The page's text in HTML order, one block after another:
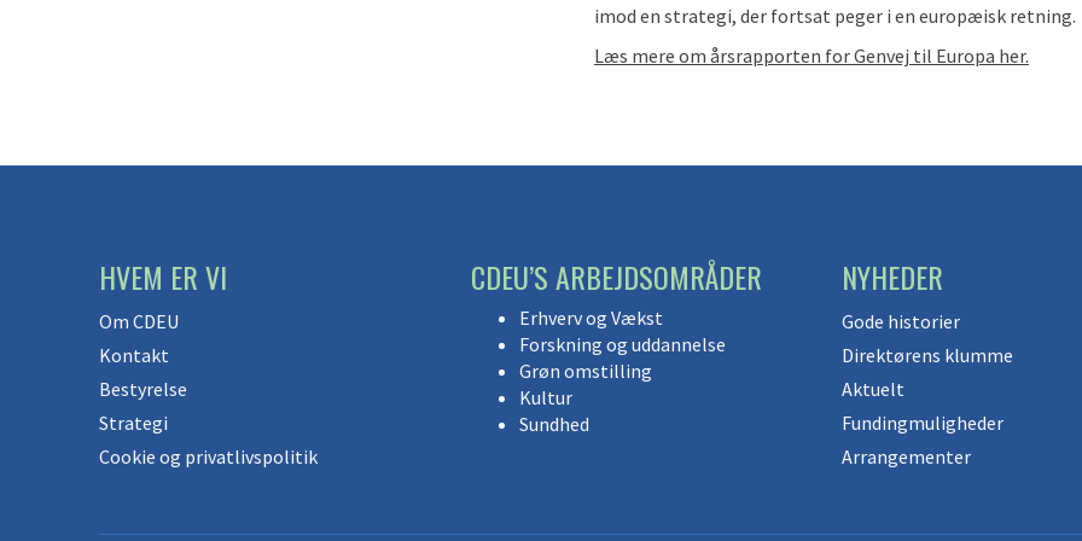
imod en strategi, der fortsat peger i en europæisk retning.
Læs mere om årsrapporten for Genvej til Europa her.
HVEM ER VI
Om CDEU
Kontakt
Bestyrelse
Strategi
Cookie og privatlivspolitik
CDEU’S ARBEJDSOMRÅDER
Erhverv og Vækst
Forskning og uddannelse
Grøn omstilling
Kultur
Sundhed
NYHEDER
Gode historier
Direktørens klumme
Aktuelt
Fundingmuligheder
Arrangementer